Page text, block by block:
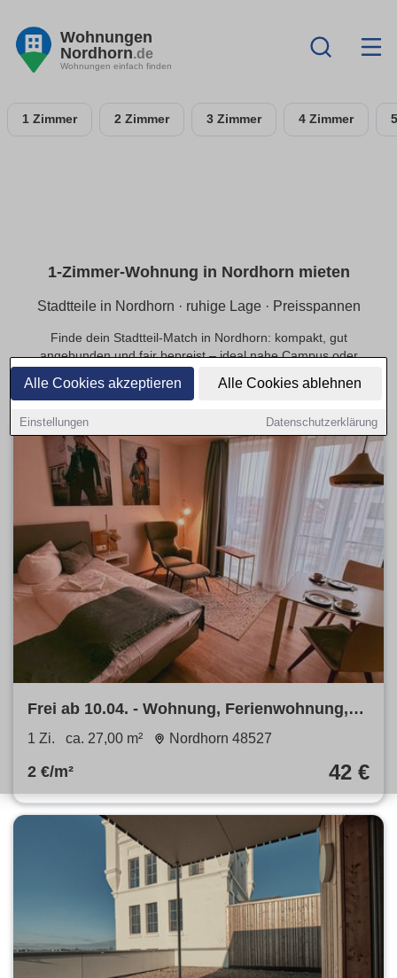
Alle Cookies akzeptieren Alle Cookies ablehnen
Einstellungen Datenschutzerklärung
Wohnungen
Nordhorn.de
Wohnungen einfach finden
1 Zimmer 2 Zimmer 3 Zimmer 4 Zimmer
1-Zimmer-Wohnung in Nordhorn mieten
Stadtteile in Nordhorn · ruhige Lage · Preisspannen
Finde dein Stadtteil-Match in Nordhorn: kompakt, gut
angebunden und fair bepreist – ideal nahe Campus oder
Innenstadt.
Frei ab 10.04. - Wohnung, Ferienwohnung,
Apartment in Nordhorn
1 Zi. ca. 27,00 m² Nordhorn 48527
2 €/m² 42 €